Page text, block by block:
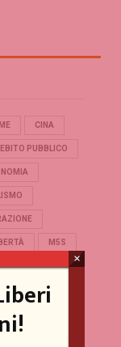
CINA
PUBBLICO
M5S
POPULISMO
TERRORISMO
×